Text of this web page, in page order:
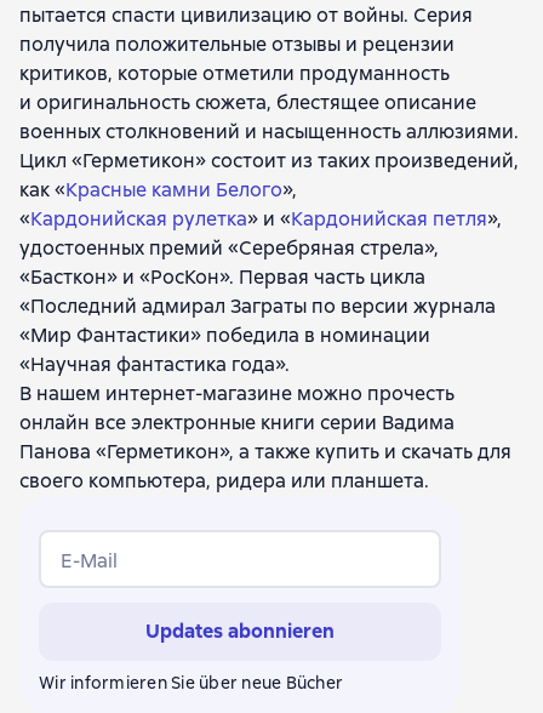
пытается спасти цивилизацию от войны. Серия
получила положительные отзывы и рецензии
критиков, которые отметили продуманность
и оригинальность сюжета, блестящее описание
военных столкновений и насыщенность аллюзиями.
Цикл «Герметикон» состоит из таких произведений,
как «Красные камни Белого»,
«Кардонийская рулетка» и «Кардонийская петля»,
удостоенных премий «Серебряная стрела»,
«Басткон» и «РосКон». Первая часть цикла
«Последний адмирал Заграты по версии журнала
«Мир Фантастики» победила в номинации
«Научная фантастика года».
В нашем интернет-магазине можно прочесть
онлайн все электронные книги серии Вадима
Панова «Герметикон», а также купить и скачать для
своего компьютера, ридера или планшета.
E-Mail
Updates abonnieren
Wir informieren Sie über neue Bücher